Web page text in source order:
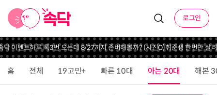
로그인
이벤트하루 톡3번 오는데 8/27까지 존버해볼까? (사진O)취준생 한번만 살
홈 전체 19고민+ 빠른 10대 아는 20대 해본